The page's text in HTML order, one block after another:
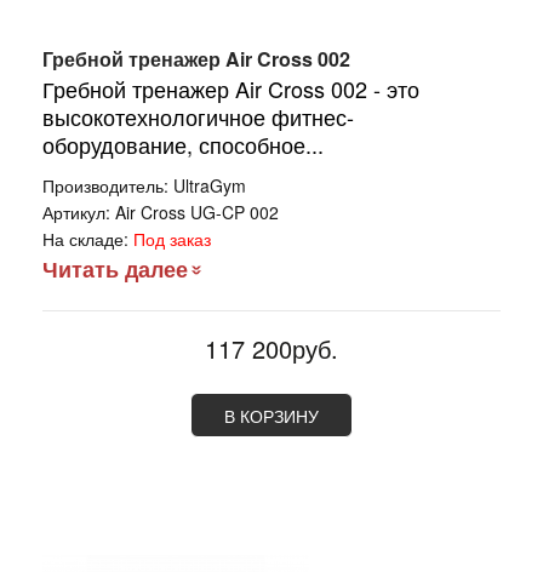
Гребной тренажер Air Cross 002
Гребной тренажер Air Cross 002 - это
высокотехнологичное фитнес-
оборудование, способное...
Производитель: UltraGym
Артикул: Air Cross UG-CP 002
На складе: Под заказ
Читать далее
117 200руб.
В КОРЗИНУ